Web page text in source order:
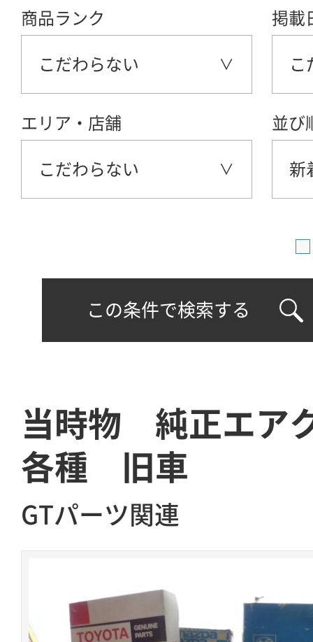
商品ランク
こだわらない
掲載
こ
エリア・店舗
こだわらない
並び
新
この条件で検索する
当時物 純正エア
各種 旧車
GTパーツ関連